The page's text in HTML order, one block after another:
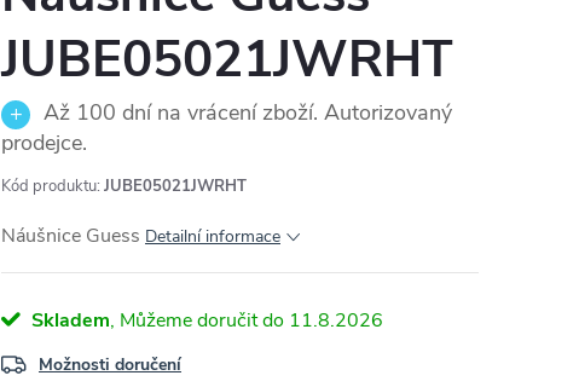
JUBE05021JWRHT
Až 100 dní na vrácení zboží. Autorizovaný
prodejce.
Kód produktu: JUBE05021JWRHT
Náušnice Guess Detailní informace
Skladem 11.8.2026
Možnosti doručení